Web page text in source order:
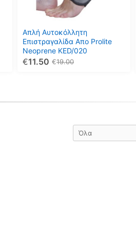
Απλή Αυτοκόλλητη
Επιστραγαλίδα Απο Prolite
Neoprene KED/020
19.00
€
11.50
€
επιλογές
μπορούν
να
επιλεγούν
στη